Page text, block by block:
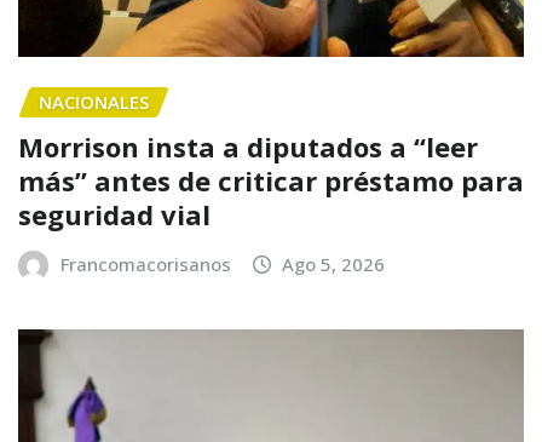
NACIONALES
Morrison insta a diputados a “leer
más” antes de criticar préstamo para
seguridad vial
Francomacorisanos Ago 5, 2026